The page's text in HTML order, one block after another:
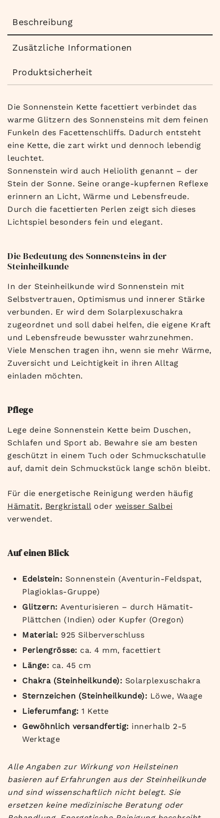
Beschreibung
Zusätzliche Informationen
Produktsicherheit
Die Sonnenstein Kette facettiert verbindet das
warme Glitzern des Sonnensteins mit dem feinen
Funkeln des Facettenschliffs. Dadurch entsteht
eine Kette, die zart wirkt und dennoch lebendig
leuchtet.
Sonnenstein wird auch Heliolith genannt – der
Stein der Sonne. Seine orange-kupfernen Reflexe
erinnern an Licht, Wärme und Lebensfreude.
Durch die facettierten Perlen zeigt sich dieses
Lichtspiel besonders fein und elegant.
Die Bedeutung des Sonnensteins in der
Steinheilkunde
In der Steinheilkunde wird Sonnenstein mit
Selbstvertrauen, Optimismus und innerer Stärke
verbunden. Er wird dem Solarplexuschakra
zugeordnet und soll dabei helfen, die eigene Kraft
und Lebensfreude bewusster wahrzunehmen.
Viele Menschen tragen ihn, wenn sie mehr Wärme,
Zuversicht und Leichtigkeit in ihren Alltag
einladen möchten.
Pflege
Lege deine Sonnenstein Kette beim Duschen,
Schlafen und Sport ab. Bewahre sie am besten
geschützt in einem Tuch oder Schmuckschatulle
auf, damit dein Schmuckstück lange schön bleibt.
Für die energetische Reinigung werden häufig
Hämatit, Bergkristalloder weisser Salbei
verwendet.
Auf einen Blick
Edelstein: Sonnenstein (Aventurin-Feldspat,
Plagioklas-Gruppe)
Glitzern: Aventurisieren – durch Hämatit-
Plättchen (Indien) oder Kupfer (Oregon)
Material: 925 Silberverschluss
Perlengrösse: ca. 4 mm, facettiert
Länge: ca. 45 cm
Chakra (Steinheilkunde): Solarplexuschakra
Sternzeichen (Steinheilkunde): Löwe, Waage
Lieferumfang: 1 Kette
Gewöhnlich versandfertig: innerhalb 2-5
Werktage
Alle Angaben zur Wirkung von Heilsteinen
basieren auf Erfahrungen aus der Steinheilkunde
und sind wissenschaftlich nicht belegt. Sie
ersetzen keine medizinische Beratung oder